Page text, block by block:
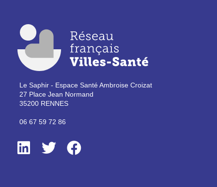
Le Saphir - Espace Santé Ambroise Croizat
27 Place Jean Normand
35200 RENNES
06 67 59 72 86